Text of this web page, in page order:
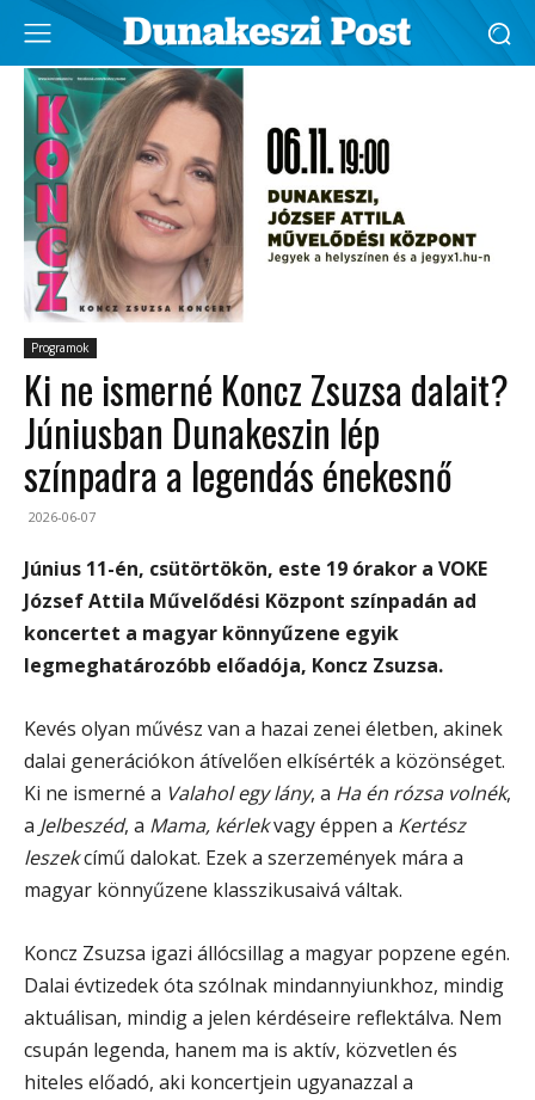
Programok
Ki ne ismerné Koncz Zsuzsa dalait?
Júniusban Dunakeszin lép
színpadra a legendás énekesnő
2026-06-07
Június 11-én, csütörtökön, este 19 órakor a VOKE
József Attila Művelődési Központ színpadán ad
koncertet a magyar könnyűzene egyik
legmeghatározóbb előadója, Koncz Zsuzsa.
Kevés olyan művész van a hazai zenei életben, akinek
dalai generációkon átívelően elkísérték a közönséget.
Ki ne ismerné a Valahol egy lány, a Ha én rózsa volnék,
a Jelbeszéd, a Mama, kérlekvagy éppen a Kertész
leszekcímű dalokat. Ezek a szerzemények mára a
magyar könnyűzene klasszikusaivá váltak.
Koncz Zsuzsa igazi állócsillag a magyar popzene egén.
Dalai évtizedek óta szólnak mindannyiunkhoz, mindig
aktuálisan, mindig a jelen kérdéseire reflektálva. Nem
csupán legenda, hanem ma is aktív, közvetlen és
hiteles előadó, aki koncertjein ugyanazzal a